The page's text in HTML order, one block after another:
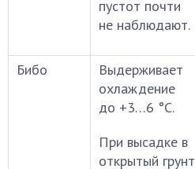
пустот почти
не наблюдают.
Бибо
Выдерживает
охлаждение
до +3…6 °С.
При высадке в
открытый грунт